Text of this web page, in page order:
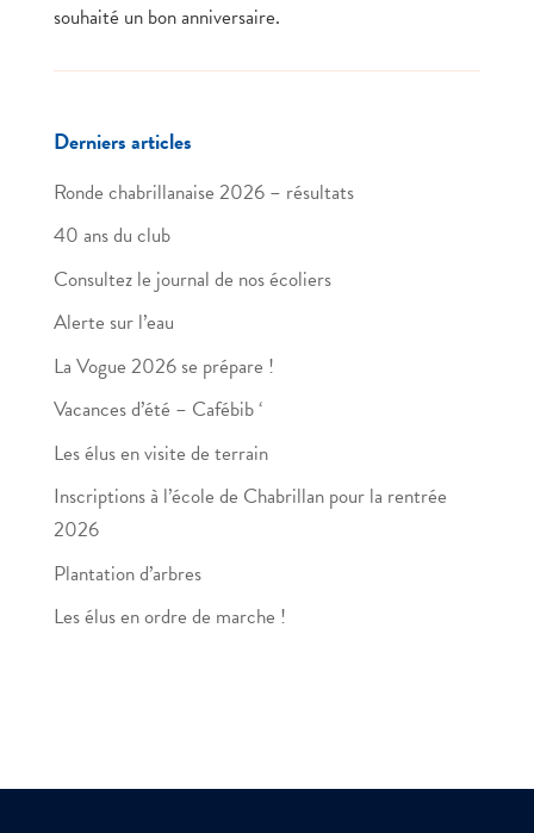
souhaité un bon anniversaire.
Derniers articles
Ronde chabrillanaise 2026 – résultats
40 ans du club
Consultez le journal de nos écoliers
Alerte sur l’eau
La Vogue 2026 se prépare !
Vacances d’été – Cafébib ‘
Les élus en visite de terrain
Inscriptions à l’école de Chabrillan pour la rentrée
2026
Plantation d’arbres
Les élus en ordre de marche !